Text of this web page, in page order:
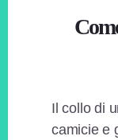
Il collo di
camicie e